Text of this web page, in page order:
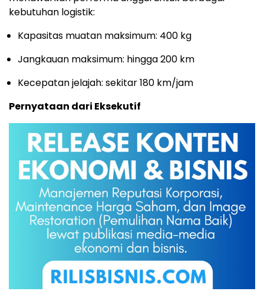
kebutuhan logistik:
Kapasitas muatan maksimum: 400 kg
Jangkauan maksimum: hingga 200 km
Kecepatan jelajah: sekitar 180 km/jam
Pernyataan dari Eksekutif